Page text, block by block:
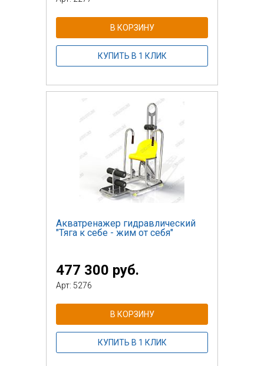
В КОРЗИНУ
КУПИТЬ В 1 КЛИК
Акватренажер гидравлический
"Тяга к себе - жим от себя"
477 300 руб.
Арт: 5276
В КОРЗИНУ
КУПИТЬ В 1 КЛИК